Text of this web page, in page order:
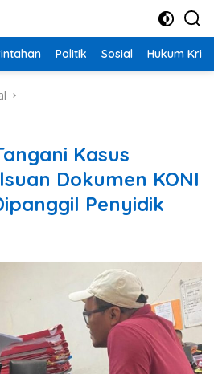
Politik Sosial Hukum
Kasus
Dokumen KONI
Penyidik